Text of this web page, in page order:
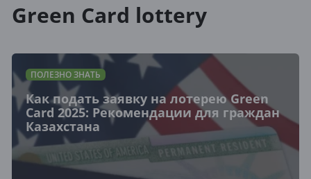
Green Card lottery
ПОЛЕЗНО ЗНАТЬ
Как подать заявку на лотерею Green
Card 2025: Рекомендации для граждан
Казахстана